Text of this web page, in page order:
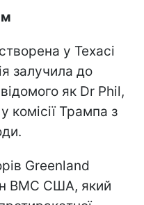
у Техасі
залучила до
як Dr Phil,
комісії Трампа з
Greenland
ВМС США, який